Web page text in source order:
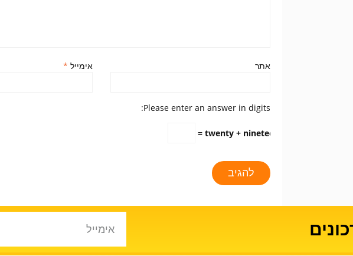
אימייל * אתר
Please enter an answer in digits:
twenty + nineteen =